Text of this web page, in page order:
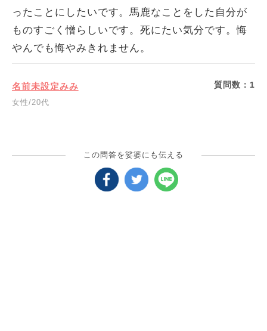
ったことにしたいです。馬鹿なことをした自分が
ものすごく憎らしいです。死にたい気分です。悔
やんでも悔やみきれません。
名前未設定みみ
女性/20代
質問数： 1
この問答を娑婆にも伝える